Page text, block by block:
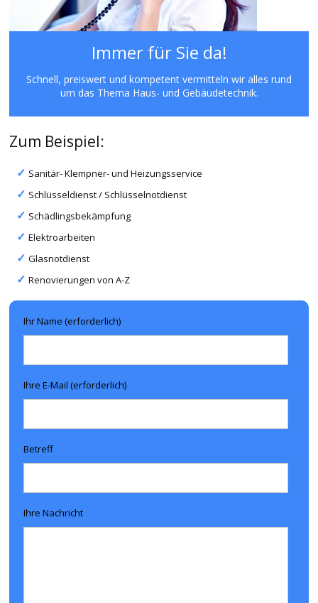
Immer für Sie da!
Schnell, preiswert und kompetent vermitteln wir alles rund
um das Thema Haus- und Gebäudetechnik.
Zum Beispiel:
Sanitär- Klempner- und Heizungsservice
Schlüsseldienst / Schlüsselnotdienst
Schädlingsbekämpfung
Elektroarbeiten
Glasnotdienst
Renovierungen von A-Z
Ihr Name (erforderlich)
Ihre E-Mail (erforderlich)
Betreff
Ihre Nachricht